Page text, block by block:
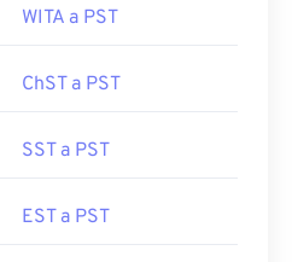
WITA a PST
ChST a PST
SST a PST
EST a PST